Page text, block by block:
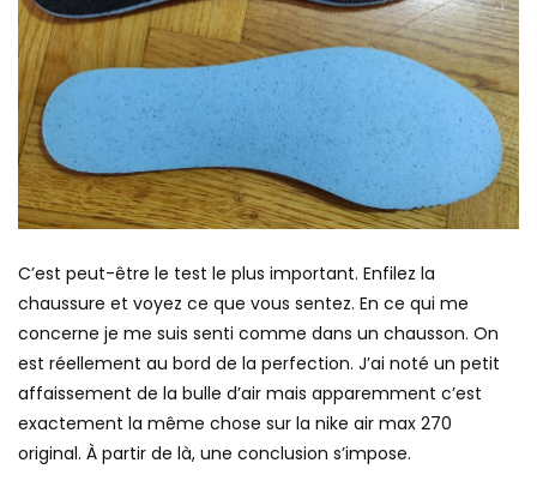
C’est peut-être le test le plus important. Enfilez la
chaussure et voyez ce que vous sentez. En ce qui me
concerne je me suis senti comme dans un chausson. On
est réellement au bord de la perfection. J’ai noté un petit
affaissement de la bulle d’air mais apparemment c’est
exactement la même chose sur la nike air max 270
original. À partir de là, une conclusion s’impose.